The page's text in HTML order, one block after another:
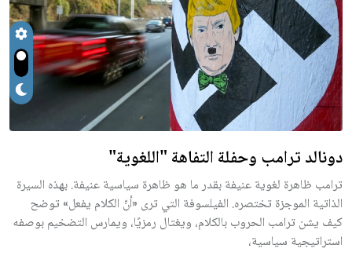
دونالد ترامب وحفلة التفاهة "اللغوية"
ترامب ظاهرة لغوية عنيفة بقدر ما هو ظاهرة سياسية عنيفة. بهذه السيرة
الذاتية الموجزة تختصره. الفيلسوفة التي ترى «أنّ الكلام يفعل» توضح
كيف يشن ترامب الحروب بالكلام، ويغتال رمزيًا، ويمارس التضخيم بوصفه
استراتيجية سياسية،